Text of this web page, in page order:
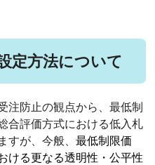
定方法について
防止の観点から、最低制
合評価方式における低入札
すが、今般、最低制限価
ける更なる透明性・公平性